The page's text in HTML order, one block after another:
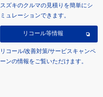
スズキのクルマの見積りを簡単にシ
ミュレーションできます。
リコール等情報
リコール/改善対策/サービスキャンペ
ーンの情報をご覧いただけます。